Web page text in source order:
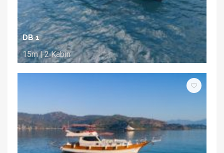
DB 1
15m | 2 Kabin